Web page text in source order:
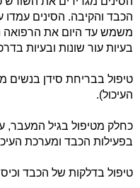
הכבד והקיבה. הסינים
משמש עד היום את הרפואה
בעיות עור שונות ובעיות
טיפול בבריחת סידן בנשים
העיכול).
כחלק מטיפול בגיל המעבר,
בפעילות הכבד ומערכת
טיפול בדלקות של הכבד